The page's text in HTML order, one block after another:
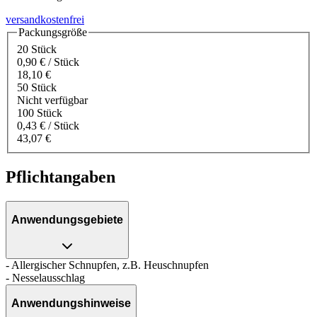
versandkostenfrei
Packungsgröße
20 Stück
0,90 € / Stück
18,10 €
50 Stück
Nicht verfügbar
100 Stück
0,43 € / Stück
43,07 €
Pflichtangaben
Anwendungsgebiete
- Allergischer Schnupfen, z.B. Heuschnupfen
- Nesselausschlag
Anwendungshinweise